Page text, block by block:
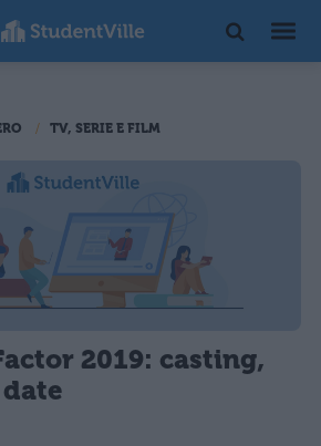
TV, SERIE E FILM
2019: casting,